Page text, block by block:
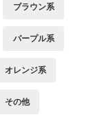
ブラウン系
パープル系
オレンジ系
その他